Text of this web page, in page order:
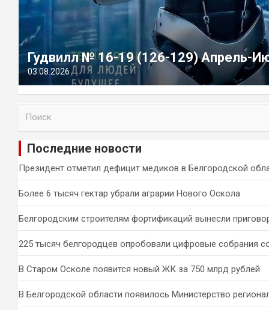
Гудвилл № 16-19 (126-129) Апрель-
03.08.2026
и
Последние новости
Президент отметил дефицит медиков в Белгородской
Более 6 тысяч гектар убрали аграрии Нового Оскола
Белгородским строителям фортификаций вынесли
225 тысяч белгородцев опробовали цифровые собрания
В Старом Осколе появится новый ЖК за 750 млрд рублей
В Белгородской области появилось Министерство